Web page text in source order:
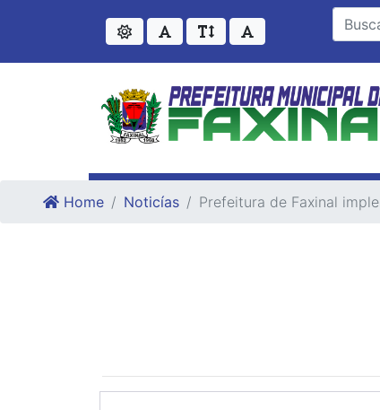
Home Noticías Prefeitura de Faxinal